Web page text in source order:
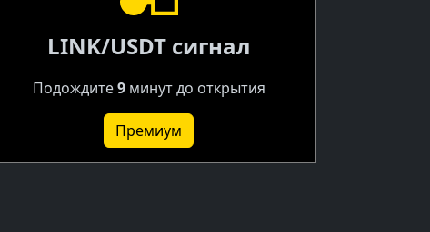
LINK/USDT сигнал
Подождите9минут до открытия
Премиум